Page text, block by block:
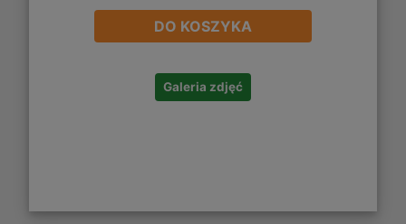
DO KOSZYKA
Galeria zdjęć